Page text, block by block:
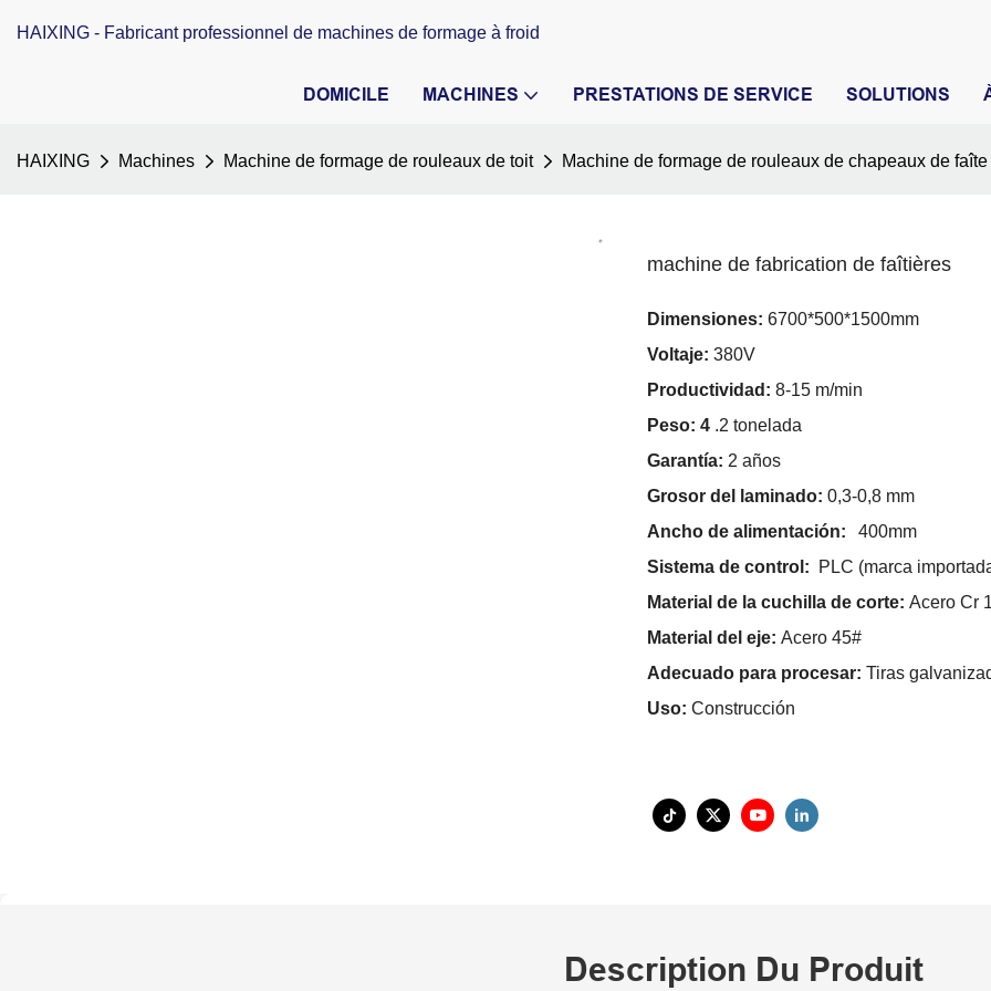
HAIXING - Fabricant professionnel de machines de formage à froid
DOMICILE MACHINES PRESTATIONS DE SERVICE SOLUTIONS
HAIXING Machines Machine de formage de rouleaux de toit Machine de formage de rouleaux de chapeaux de
machine de fabrication de faîtières
Dimensiones: 6700*500*1500mm
Voltaje: 380V
Productividad: 8-15 m/min
Peso: 4 .2 tonelada
Garantía: 2 años
Grosor del laminado: 0,3-0,8 mm
Ancho de alimentación:
400mm
Sistema de control:
PLC (marca
Material de la cuchilla de corte: Acero Cr
Material del eje: Acero 45#
Adecuado para procesar: Tiras
Uso: Construcción
Description Du Produit